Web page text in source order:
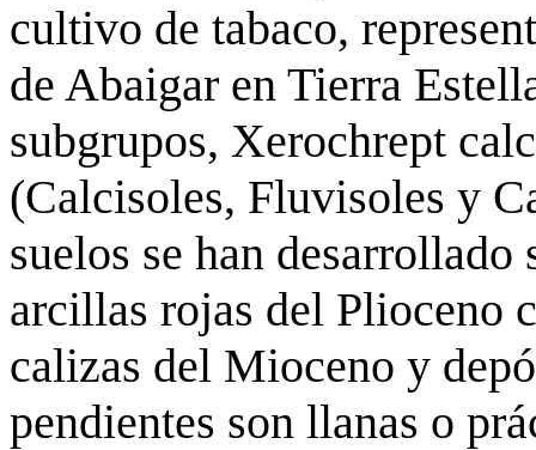
cultivo de tabaco,
de Abaigar en Tierra
subgrupos, Xerochrept
(Calcisoles, Fluvisoles y
suelos se han
arcillas rojas del Plioceno
calizas del Mioceno y
pendientes son llanas o